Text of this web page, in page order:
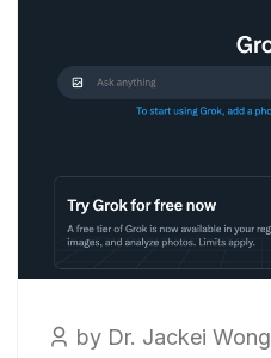
by Dr. Jackei Wong